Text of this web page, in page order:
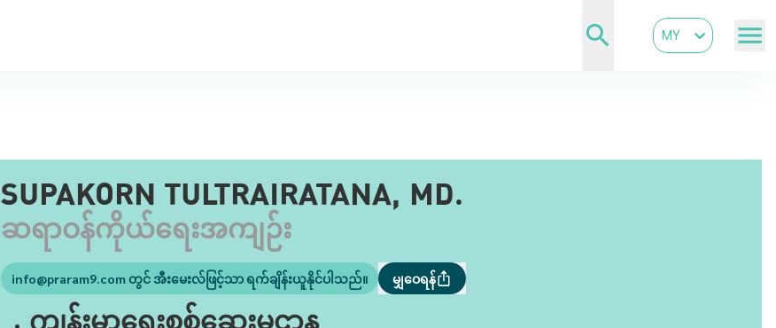
MY
SUPAKORN TULTRAIRATANA, MD.
ဆရာဝန်ကိုယ်ရေးအကျဉ်း
info@praram9.comတွင် အီးမေးလ်ဖြင့်သာ ရက်ချိန်းယူနိုင်ပါသည်။ မျှဝေရန်